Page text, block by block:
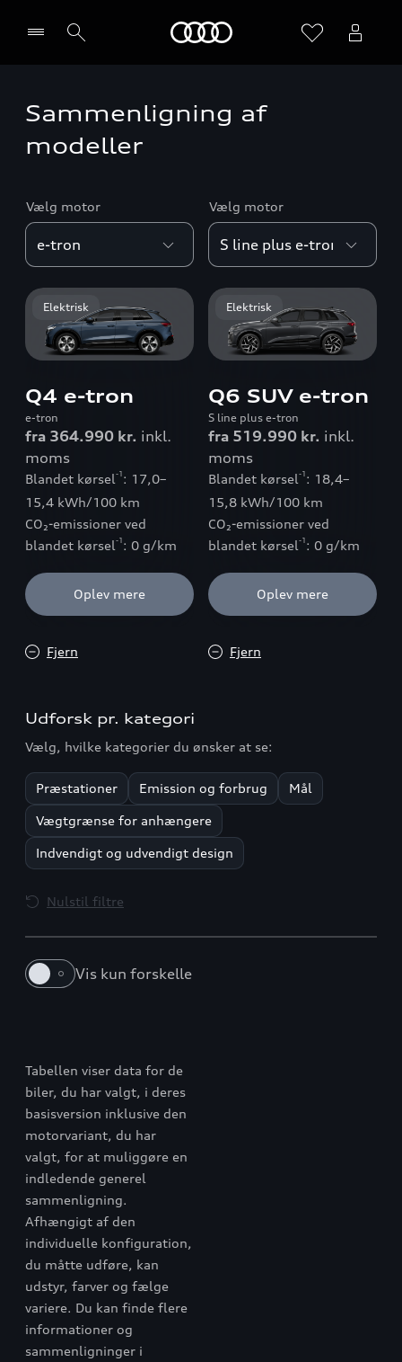
Vælg forhandler
Sammenligning af
modeller
Vælg motor
Elektrisk
Q4 e-tron
e-tron
fra 364.990 kr. inkl.
moms
Blandet kørsel -1 : 17,0–
15,4 kWh/100 km
CO₂-emissioner ved
blandet kørsel -1 : 0 g/km
Oplev mere
Fjern
Vælg motor
Elektrisk
Q6 SUV e-tron
S line plus e-tron
fra 519.990 kr. inkl.
moms
Blandet kørsel -1 : 18,4–
15,8 kWh/100 km
CO₂-emissioner ved
blandet kørsel -1 : 0 g/km
Oplev mere
Fjern
Udforsk pr. kategori
Vælg, hvilke kategorier du ønsker at se:
Præstationer Emission og forbrug Mål
Vægtgrænse for anhængere
Indvendigt og udvendigt design
Nulstil filtre
Vis kun forskelle
Q6 SUV e-tron
Tabellen viser data for de
biler, du har valgt, i deres
basisversion inklusive den
motorvariant, du har
valgt, for at muliggøre en
indledende generel
sammenligning.
Afhængigt af den
individuelle konfiguration,
du måtte udføre, kan
udstyr, farver og fælge
variere. Du kan finde flere
informationer og
sammenligninger i